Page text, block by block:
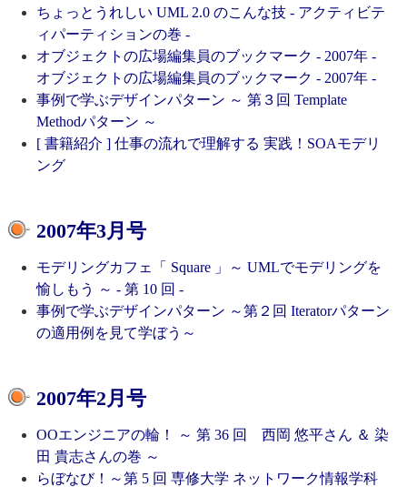
ちょっとうれしい UML 2.0 のこんな技 - アクティビテ
ィパーティションの巻 -
オブジェクトの広場編集員のブックマーク - 2007年 -
オブジェクトの広場編集員のブックマーク - 2007年 -
事例で学ぶデザインパターン ～ 第３回 Template
Methodパターン ～
[ 書籍紹介 ] 仕事の流れで理解する 実践！SOAモデリ
ング
2007年3月号
モデリングカフェ「 Square 」～ UMLでモデリングを
愉しもう ～ - 第 10 回 -
事例で学ぶデザインパターン ～第２回 Iteratorパターン
の適用例を見て学ぼう～
2007年2月号
OOエンジニアの輪！ ～ 第 36 回 西岡 悠平さん ＆ 染
田 貴志さんの巻 ～
らぼなび！～第 5 回 専修大学 ネットワーク情報学科